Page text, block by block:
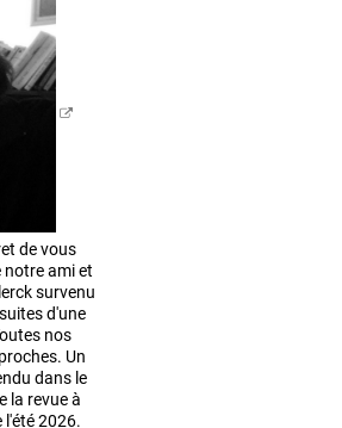
de vous
notre ami et
survenu
d'une
nos
Un
dans le
la revue à
2026.